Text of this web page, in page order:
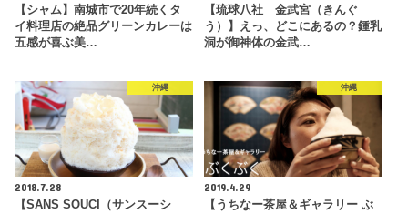
【シャム】南城市で20年続くタ
イ料理店の絶品グリーンカレーは
五感が喜ぶ美…
【琉球八社 金武宮（きんぐ
う）】えっ、どこにあるの？鍾乳
洞が御神体の金武…
沖縄
2018.7.28
【SANS SOUCI（サンスーシ
沖縄
2019.4.29
【うちなー茶屋＆ギャラリー ぶ